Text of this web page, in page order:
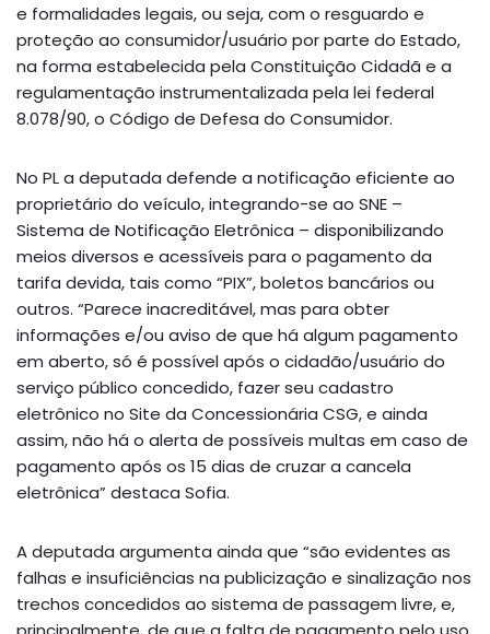
e formalidades legais, ou seja, com o resguardo e
proteção ao consumidor/usuário por parte do Estado,
na forma estabelecida pela Constituição Cidadã e a
regulamentação instrumentalizada pela lei federal
8.078/90, o Código de Defesa do Consumidor.
No PL a deputada defende a notificação eficiente ao
proprietário do veículo, integrando-se ao SNE –
Sistema de Notificação Eletrônica – disponibilizando
meios diversos e acessíveis para o pagamento da
tarifa devida, tais como “PIX”, boletos bancários ou
outros. “Parece inacreditável, mas para obter
informações e/ou aviso de que há algum pagamento
em aberto, só é possível após o cidadão/usuário do
serviço público concedido, fazer seu cadastro
eletrônico no Site da Concessionária CSG, e ainda
assim, não há o alerta de possíveis multas em caso de
pagamento após os 15 dias de cruzar a cancela
eletrônica” destaca Sofia.
A deputada argumenta ainda que “são evidentes as
falhas e insuficiências na publicização e sinalização nos
trechos concedidos ao sistema de passagem livre, e,